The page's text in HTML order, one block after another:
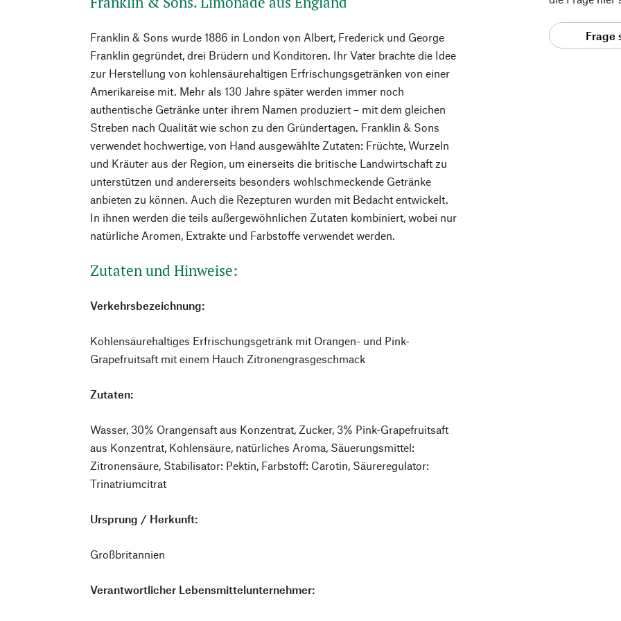
Franklin & Sons wurde 1886 in London von Albert, Frederick und George
Franklin gegründet, drei Brüdern und Konditoren. Ihr Vater brachte die Idee
zur Herstellung von kohlensäurehaltigen Erfrischungsgetränken von einer
Amerikareise mit. Mehr als 130 Jahre später werden immer noch
authentische Getränke unter ihrem Namen produziert – mit dem gleichen
Streben nach Qualität wie schon zu den Gründertagen. Franklin & Sons
verwendet hochwertige, von Hand ausgewählte Zutaten: Früchte, Wurzeln
und Kräuter aus der Region, um einerseits die britische Landwirtschaft zu
unterstützen und andererseits besonders wohlschmeckende Getränke
anbieten zu können. Auch die Rezepturen wurden mit Bedacht entwickelt.
In ihnen werden die teils außergewöhnlichen Zutaten kombiniert, wobei nur
natürliche Aromen, Extrakte und Farbstoffe verwendet werden.
Zutaten und Hinweise:
Verkehrsbezeichnung:
Kohlensäurehaltiges Erfrischungsgetränk mit Orangen- und Pink-
Grapefruitsaft mit einem Hauch Zitronengrasgeschmack
Zutaten:
Wasser, 30% Orangensaft aus Konzentrat, Zucker, 3% Pink-Grapefruitsaft
aus Konzentrat, Kohlensäure, natürliches Aroma, Säuerungsmittel:
Zitronensäure, Stabilisator: Pektin, Farbstoff: Carotin, Säureregulator:
Trinatriumcitrat
Ursprung / Herkunft:
Großbritannien
Verantwortlicher Lebensmittelunternehmer:
Frage